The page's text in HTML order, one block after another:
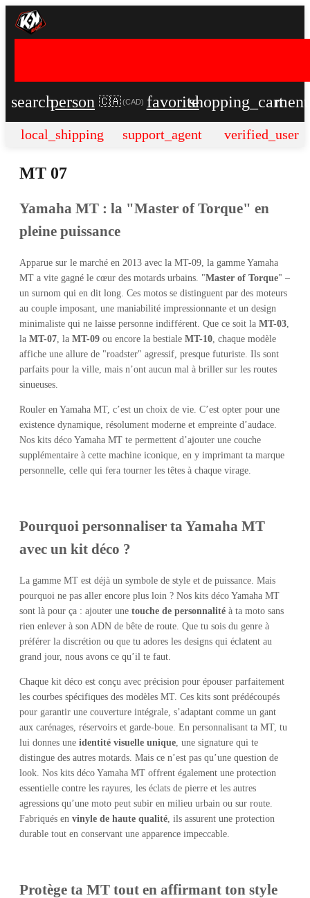
searchperson 🇨🇦 (CAD) favoriteshopping_cart
local_shipping support_agent verified_user
MT 07
Yamaha MT : la "Master of Torque" en
pleine puissance
Apparue sur le marché en 2013 avec la MT-09, la gamme Yamaha
MT a vite gagné le cœur des motards urbains. "Master of Torque" –
un surnom qui en dit long. Ces motos se distinguent par des moteurs
au couple imposant, une maniabilité impressionnante et un design
minimaliste qui ne laisse personne indifférent. Que ce soit la MT-03
la MT-07 , la MT-09 ou encore la bestiale MT-10 , chaque modèle
affiche une allure de "roadster" agressif, presque futuriste. Ils sont
parfaits pour la ville, mais n’ont aucun mal à briller sur les routes
sinueuses.
Rouler en Yamaha MT, c’est un choix de vie. C’est opter pour une
existence dynamique, résolument moderne et empreinte d’audace.
Nos kits déco Yamaha MT te permettent d’ajouter une couche
supplémentaire à cette machine iconique, en y imprimant ta marque
personnelle, celle qui fera tourner les têtes à chaque virage.
Pourquoi personnaliser ta Yamaha MT
avec un kit déco ?
La gamme MT est déjà un symbole de style et de puissance. Mais
pourquoi ne pas aller encore plus loin ? Nos kits déco Yamaha MT
sont là pour ça : ajouter une touche de personnalité à ta moto sans
rien enlever à son ADN de bête de route. Que tu sois du genre à
préférer la discrétion ou que tu adores les designs qui éclatent au
grand jour, nous avons ce qu’il te faut.
Chaque kit déco est conçu avec précision pour épouser parfaitement
les courbes spécifiques des modèles MT. Ces kits sont prédécoupés
pour garantir une couverture intégrale, s’adaptant comme un gant
aux carénages, réservoirs et garde-boue. En personnalisant ta MT, tu
lui donnes une identité visuelle unique , une signature qui te
distingue des autres motards. Mais ce n’est pas qu’une question de
look. Nos kits déco Yamaha MT offrent également une protection
essentielle contre les rayures, les éclats de pierre et les autres
agressions qu’une moto peut subir en milieu urbain ou sur route.
Fabriqués en vinyle de haute qualité , ils assurent une protection
durable tout en conservant une apparence impeccable.
Protège ta MT tout en affirmant ton style